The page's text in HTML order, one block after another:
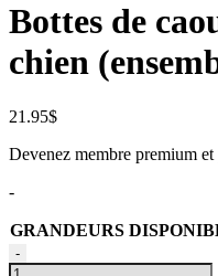
Bottes de
chien
21.95$
Devenez membre premium
-
GRANDEURS
quantité
de
-